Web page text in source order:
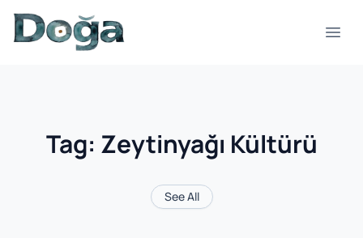
Skip to content
Tag: Zeytinyağı Kültürü
See All